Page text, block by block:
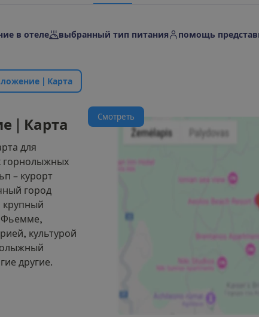
в отеле выбранный тип питания помощь
ложение Карта
е Карта
для
горнолыжных
– курорт
город
крупный
Фьемме,
культурой
другие.
Смотреть